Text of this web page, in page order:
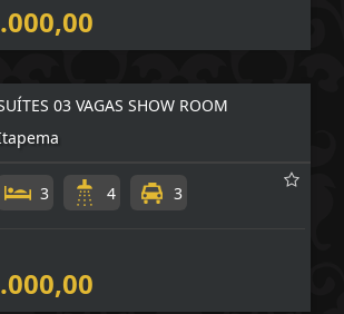
3
03 VAGAS SHOW ROOM
3